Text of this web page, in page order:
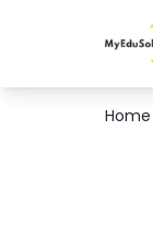
Home